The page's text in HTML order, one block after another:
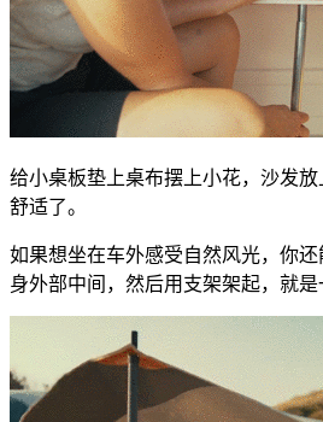
给小桌板垫上桌布摆上小花，沙发
舒适了。
如果想坐在车外感受自然风光，你
身外部中间，然后用支架架起，就是